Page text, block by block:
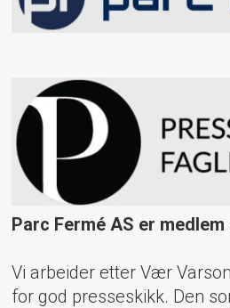
Parc Fermé AS er
Vi arbeider etter Vær
for god presseskikk. Den